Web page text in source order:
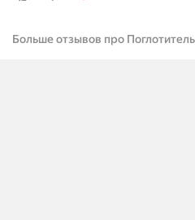
Больше отзывов про